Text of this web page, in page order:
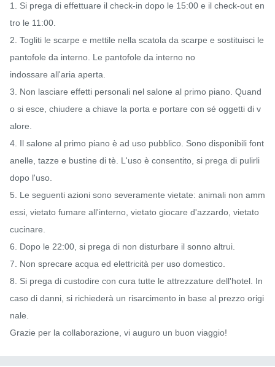
1. Si prega di effettuare il check-in dopo le 15:00 e il check-out en
tro le 11:00.
2. Togliti le scarpe e mettile nella scatola da scarpe e sostituisci le
pantofole da interno. Le pantofole da interno no
indossare all'aria aperta.
3. Non lasciare effetti personali nel salone al primo piano. Quand
o si esce, chiudere a chiave la porta e portare con sé oggetti di v
alore.
4. Il salone al primo piano è ad uso pubblico. Sono disponibili font
anelle, tazze e bustine di tè. L'uso è consentito, si prega di pulirli
dopo l'uso.
5. Le seguenti azioni sono severamente vietate: animali non amm
essi, vietato fumare all'interno, vietato giocare d'azzardo, vietato
cucinare.
6. Dopo le 22:00, si prega di non disturbare il sonno altrui.
7. Non sprecare acqua ed elettricità per uso domestico.
8. Si prega di custodire con cura tutte le attrezzature dell'hotel. In
caso di danni, si richiederà un risarcimento in base al prezzo origi
nale.
Grazie per la collaborazione, vi auguro un buon viaggio!